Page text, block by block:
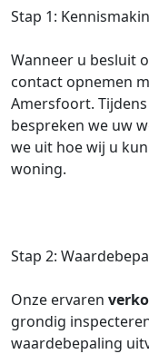
Stap 1:
Wanneer u besluit
contact opnemen
Amersfoort.
bespreken we uw
we uit hoe wij u
woning.
Stap 2:
Onze ervaren
grondig
waardebepaling